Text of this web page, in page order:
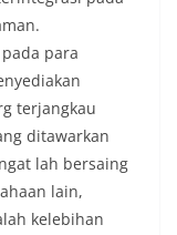
para
terjangkau
ditawarkan
lah bersaing
lain,
kelebihan